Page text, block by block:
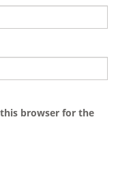
browser for the